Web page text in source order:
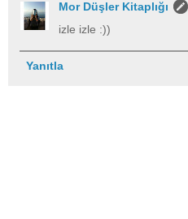
Mor Düşler Kitaplığı
izle izle :))
Yanıtla